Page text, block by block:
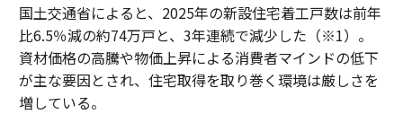
国土交通省によると、2025年の新設住宅着工戸数は前年
比6.5％減の約74万戸と、3年連続で減少した（※1）。
資材価格の高騰や物価上昇による消費者マインドの低下
が主な要因とされ、住宅取得を取り巻く環境は厳しさを
増している。